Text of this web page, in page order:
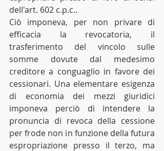
dell'art. 602 c.p.c..
Ciò imponeva, per non privare di
efficacia la revocatoria, il
trasferimento del vincolo sulle
somme dovute dal medesimo
creditore a conguaglio in favore dei
cessionari. Una elementare esigenza
di economia dei mezzi giuridici
imponeva perciò di intendere la
pronuncia di revoca della cessione
per frode non in funzione della futura
espropriazione presso il terzo, ma